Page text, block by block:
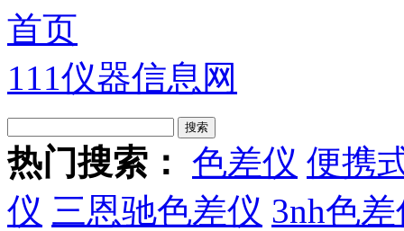
111仪器信息网
热门搜索： 色差仪 便携
仪 三恩驰色差仪 3nh色